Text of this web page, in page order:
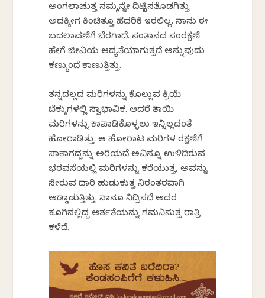
ಅಂಗಲಾಚುತ್ತ ನಮ್ಮನ್ನೇ ದಿಟ್ಟಿಸತೊಡಗಿತ್ತು.
ಅದಕ್ಕೀಗ ಕಿಂಚಿತ್ತೂ ಹೆದರಿಕೆ ಇರಲಿಲ್ಲ. ನಾನು ಈ
ಬದಲಾವಣೆಗೆ ಬೆರಗಾದೆ. ಸಂತಾನದ ಸಂರಕ್ಷಣೆ
ಹೇಗೆ ಜೀವಿಯ ಆದ್ಯತೆಯಾಗುತ್ತದೆ ಅನ್ನುವುದು
ಕಣ್ಮುಂದೆ ಕಾಣುತ್ತಿತ್ತು.
ತನ್ನದಲ್ಲದ ಮರಿಗಳನ್ನು ಕೊಲ್ಲುವ ಕ್ರಿಯೆ
ಬೆಕ್ಕುಗಳಲ್ಲಿ ಸ್ವಾಭಾವಿಕ. ಆದರೆ ತಾಯಿ
ಮರಿಗಳನ್ನು ಕಾಪಾಡಿಕೊಳ್ಳಲು ಇನ್ನಿಲ್ಲದಂತೆ
ಹೋರಾಡಿತ್ತು. ಆ ಹೋರಾಟ ಮರಿಗಳ ರಕ್ಷಣೆಗೆ
ಸಾಕಾಗದ್ದನ್ನು ಅರಿಯದೆ ಅವಿನ್ನೂ ಉಳಿದಿರುವ
ಭರವಸೆಯಲ್ಲಿ ಮರಿಗಳನ್ನು ಕರೆಯುತ್ತ, ಅವನ್ನು
ಸೇರುವ ದಾರಿ ಹುಡುಕುತ್ತ ನಿರಂತರವಾಗಿ
ಅಡ್ಡಾಡುತ್ತಿತ್ತು. ನಾನೂ ನಿದ್ರಿಸದೆ ಅದರ
ಕೂಗಿನಲ್ಲಿದ್ದ ಆರ್ತತೆಯನ್ನು ಗಮನಿಸುತ್ತ ರಾತ್ರಿ
ಕಳೆದೆ.